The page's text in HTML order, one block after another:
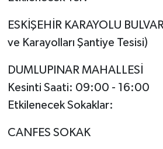
ESKİŞEHİR KARAYOLU
ve Karayolları Şantiye Tesisi)
DUMLUPINAR MAHALLESİ
Kesinti Saati: 09:00 - 16:00
Etkilenecek Sokaklar:
CANFES SOKAK